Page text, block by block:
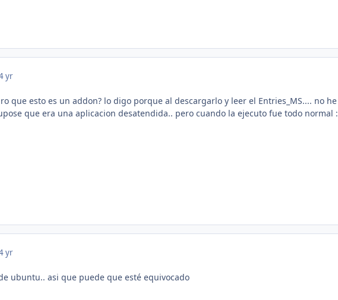
yr
que esto es un addon? lo digo porque al descargarlo y leer el Entries_MS.... no
que era una aplicacion desatendida.. pero cuando la ejecuto fue todo normal
yr
ubuntu.. asi que puede que esté equivocado